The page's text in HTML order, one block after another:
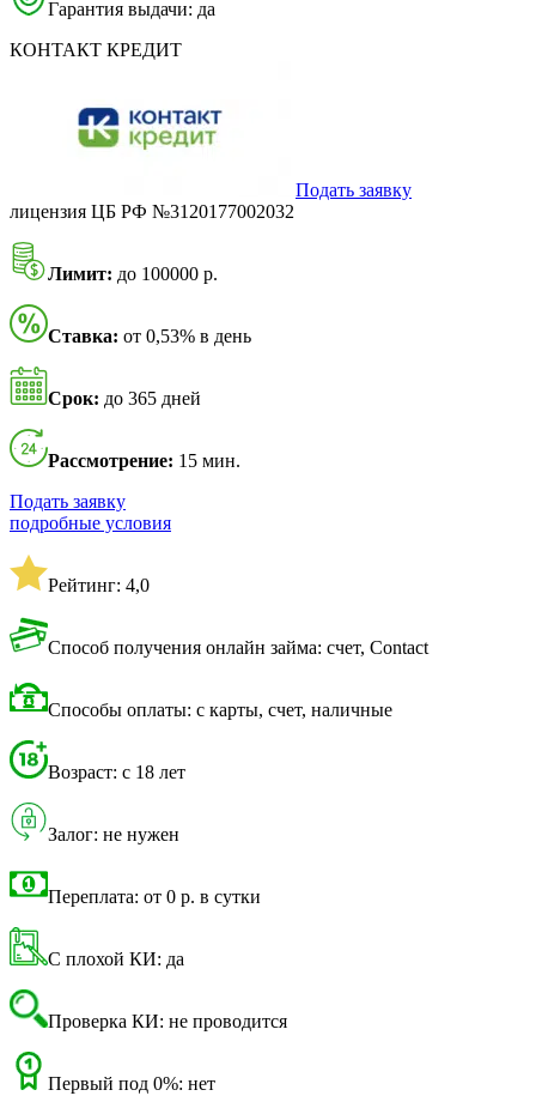
Гарантия выдачи: да
КОНТАКТ КРЕДИТ
Подать заявку
лицензия ЦБ РФ №3120177002032
Лимит: до 100000 р.
Ставка: от 0,53% в день
Срок: до 365 дней
Рассмотрение: 15 мин.
Подать заявку
подробные условия
Рейтинг: 4,0
Способ получения онлайн займа: счет, Contact
Способы оплаты: с карты, счет, наличные
Возраст: с 18 лет
Залог: не нужен
Переплата: от 0 р. в сутки
С плохой КИ: да
Проверка КИ: не проводится
Первый под 0%: нет